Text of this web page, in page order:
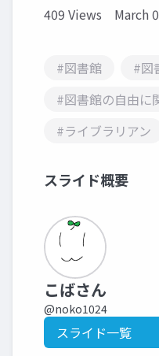
409 Views March
#図書館
#図
#図書館の自由に
#ライブラリアン
スライド概要
こばさん
@noko1024
スライド一覧